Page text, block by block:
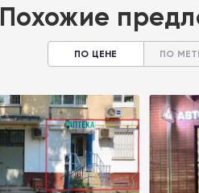
Похожие
ПО ЦЕНЕ ПО